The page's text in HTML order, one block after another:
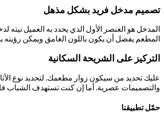
تصميم مدخل فريد بشكل مذهل
المدخل هو العنصر الأول الذي يحدد به العميل
المطعم يفضل أن يكون باللون الغامق ويمكن رؤيته
التركيز على الشريحة السكانية
عليك تحديد من سيكون زوار مطعمك. لتحديد نوع
والتصميمات عصرية. أما إن كنت تستهدف الشباب
حمّل تطبيقنا